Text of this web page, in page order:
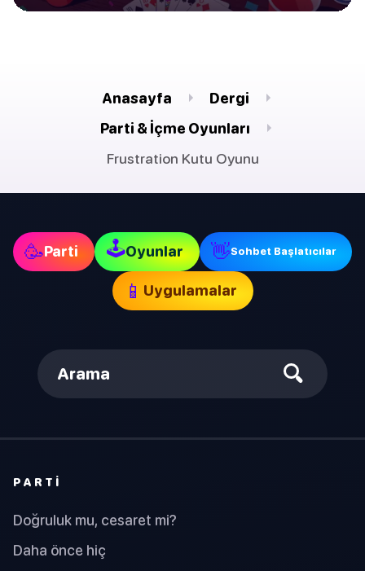
Anasayfa
Dergi
Parti & İçme Oyunları
Frustration Kutu Oyunu
🥳Parti 🕹Oyunlar 👋Sohbet Başlatıcılar
📱 Uygulamalar
Arama
PARTI
Doğruluk mu, cesaret mi?
Daha önce hiç